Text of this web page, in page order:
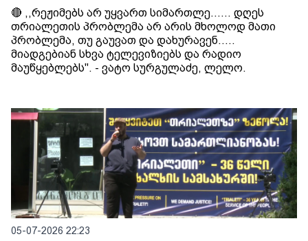
🔴 ,,რეჟიმებს არ უყვართ სიმართლე...... დღეს
თრიალეთის პრობლემა არ არის მხოლოდ მათი
პრობლემა, თუ გაუვათ და დახურავენ.....
მიადგებიან სხვა ტელევიზიებს და რადიო
მაუწყებლებს". - ვატო სურგულაძე, ლელო.
05-07-2026 22:23